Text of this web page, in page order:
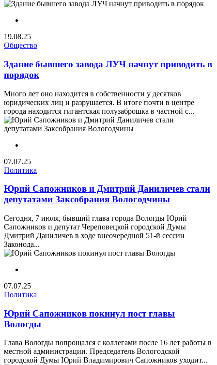
19.08.25
Общество
Здание бывшего завода ЛУЧ начнут приводить в
порядок
Много лет оно находится в собственности у десятков
юридических лиц и разрушается. В итоге почти в центре
города находится гигантская полузаброшка в частной с...
07.07.25
Политика
Юрий Сапожников и Дмитрий Даниличев стали
депутатами Заксобрания Вологодчины
Сегодня, 7 июля, бывший глава города Вологды Юрий
Сапожников и депутат Череповецкой городской Думы
Дмитрий Даниличев в ходе внеочередной 51-й сессии
Законода...
07.07.25
Политика
Юрий Сапожников покинул пост главы
Вологды
Глава Вологды попрощался с коллегами после 16 лет работы в
местной администрации. Председатель Вологодской
городской Думы Юрий Владимирович Сапожников уходит...